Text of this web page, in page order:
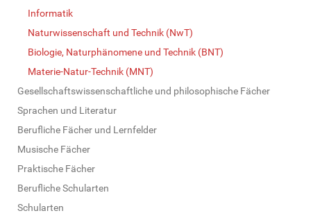
Informatik
Naturwissenschaft und Technik (NwT)
Biologie, Naturphänomene und Technik (BNT)
Materie-Natur-Technik (MNT)
Gesellschaftswissenschaftliche und philosophische Fächer
Sprachen und Literatur
Berufliche Fächer und Lernfelder
Musische Fächer
Praktische Fächer
Berufliche Schularten
Schularten